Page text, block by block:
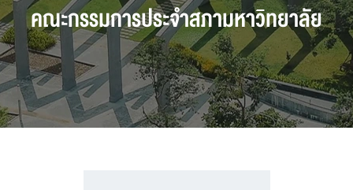
คณะกรรมการประจำสภามหาวิทยาลัย